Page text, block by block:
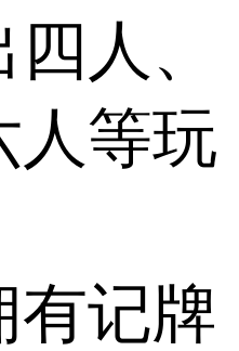
人、
人等玩
有记牌